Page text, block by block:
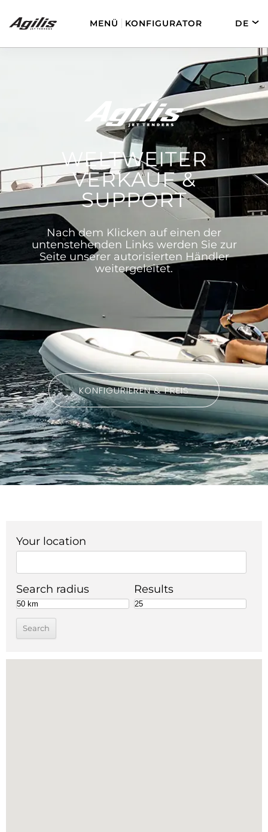
MENÜ KONFIGURATOR
DE
AGILIS 280E
AGILIS 305C
AGILIS 330C
AGILIS 355C
AGILIS 360D
WELTWEITER
VERKAUF &
SUPPORT​
Nach dem Klicken auf einen der
untenstehenden Links werden Sie zur
Seite unserer autorisierten Händler
weitergeleitet.
KONFIGURIEREN & PREIS
Your location
Search radius Results